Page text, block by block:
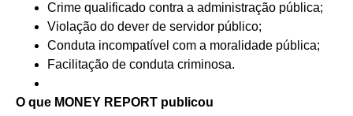
Crime qualificado contra a administração pública;
Violação do dever de servidor público;
Conduta incompatível com a moralidade pública;
Facilitação de conduta criminosa.
O que MONEY REPORT publicou